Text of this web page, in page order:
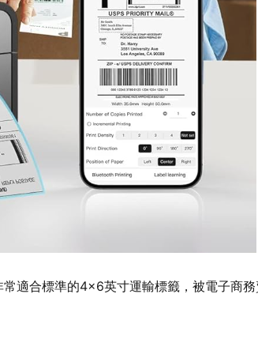
適合標準的4×6英寸運輸標籤，被電子商